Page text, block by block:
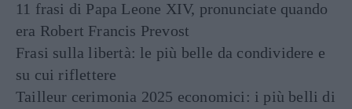
11 frasi di Papa Leone XIV, pronunciate quando
era Robert Francis Prevost
Frasi sulla libertà: le più belle da condividere e
su cui riflettere
Tailleur cerimonia 2025 economici: i più belli di